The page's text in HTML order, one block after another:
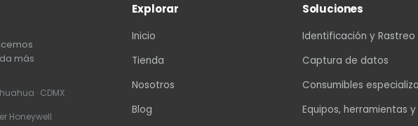
más
· CDMX
Honeywell
Explorar
Inicio
Tienda
Nosotros
Blog
Soluciones
Identificación y Rastreo
Captura de datos
Consumibles
Equipos, herramientas